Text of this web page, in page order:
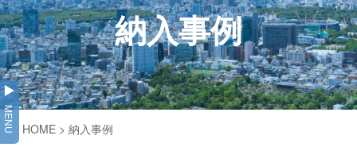
コンベヤ機器
コンベヤ機器を探す
用途から探す
コンベヤ機器の技術情報
納入事例
全業種
製造
物流
メンテナンス
カタログ／CAD
会社情報
会社情報
採用情報
納入事例
MENU HOME > 納入事例